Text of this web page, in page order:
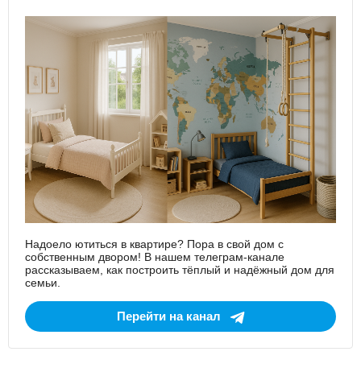
Надоело ютиться в квартире? Пора в свой дом с
собственным двором! В нашем телеграм-канале
рассказываем, как построить тёплый и надёжный дом для
семьи.
Перейти на канал